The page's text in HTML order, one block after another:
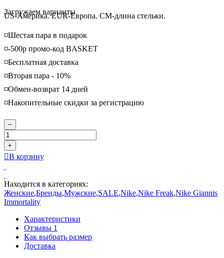
Loading...
Загружаем варианты
US-Америка. EUR-Европа. CM-длина стельки.
◽️Шестая пара в подарок
◽️-500р промо-код BASKET
◽️Бесплатная доставка
◽️Вторая пара - 10%
◽️Обмен-возврат 14 дней
◽️Накопительные скидки за регистрацию
−
+
В корзину
Находится в категориях:
Женские,Бренды,Мужские,SALE,Nike,Nike Freak,Nike Giannis
Immortality
Характеристики
Отзывы 1
Как выбрать размер
Доставка